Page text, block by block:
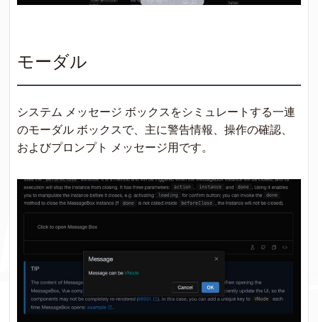
モーダル
システム メッセージ ボックスをシミュレートする一連
のモーダル ボックスで、主に警告情報、操作の確認、
およびプロンプト メッセージ用です。